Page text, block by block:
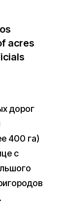
acres
дорог
400 га)
с